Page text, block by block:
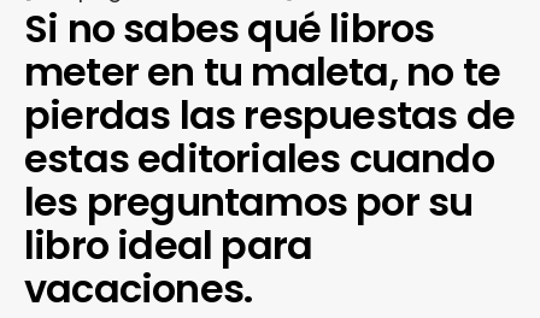
Si no sabes qué libros
meter en tu maleta, no te
pierdas las respuestas de
estas editoriales cuando
les preguntamos por su
libro ideal para
vacaciones.